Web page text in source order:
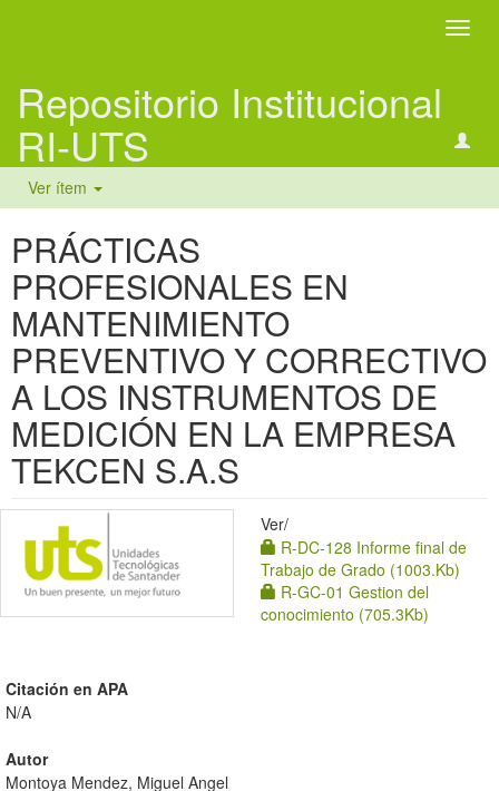
Repositorio Institucional
RI-UTS
Ver ítem
PRÁCTICAS
PROFESIONALES EN
MANTENIMIENTO
PREVENTIVO Y CORRECTIVO
A LOS INSTRUMENTOS DE
MEDICIÓN EN LA EMPRESA
TEKCEN S.A.S
Ver/
R-DC-128 Informe final de
Trabajo de Grado (1003.Kb)
R-GC-01 Gestion del
conocimiento (705.3Kb)
Citación en APA
N/A
Autor
Montoya Mendez, Miguel Angel